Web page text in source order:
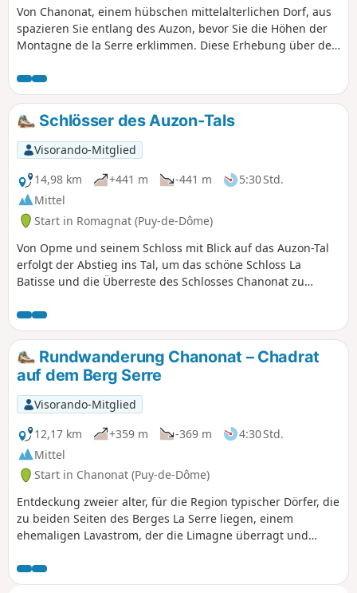
Von Chanonat, einem hübschen mittelalterlichen Dorf, aus
spazieren Sie entlang des Auzon, bevor Sie die Höhen der
Montagne de la Serre erklimmen. Diese Erhebung über der
Sedimentgesteine der umliegenden Ebene durch Flüsse,
darunter der Auzon an ihrem Nordhang.
Schlösser des Auzon-Tals
Visorando-Mitglied
14,98 km
+441 m -441 m
5:30 Std.
Mittel
Start in Romagnat (Puy-de-Dôme)
Von Opme und seinem Schloss mit Blick auf das Auzon-Tal
erfolgt der Abstieg ins Tal, um das schöne Schloss La
Batisse und die Überreste des Schlosses Chanonat zu
Rundwanderung Chanonat – Chadrat
auf dem Berg Serre
Visorando-Mitglied
12,17 km
+359 m -369 m
4:30 Std.
Mittel
Start in Chanonat (Puy-de-Dôme)
Entdeckung zweier alter, für die Region typischer Dörfer, die
zu beiden Seiten des Berges La Serre liegen, einem
ehemaligen Lavastrom, der die Limagne überragt und
Dore bietet.